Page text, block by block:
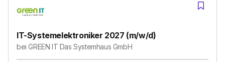
IT-Systemelektroniker 2027 (m/w/d)
beiGREEN IT Das Systemhaus GmbH